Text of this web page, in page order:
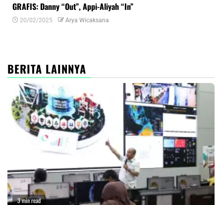
GRAFIS: Danny “Out”, Appi-Aliyah “In”
20/02/2025 Arya Wicaksana
BERITA LAINNYA
3 min read